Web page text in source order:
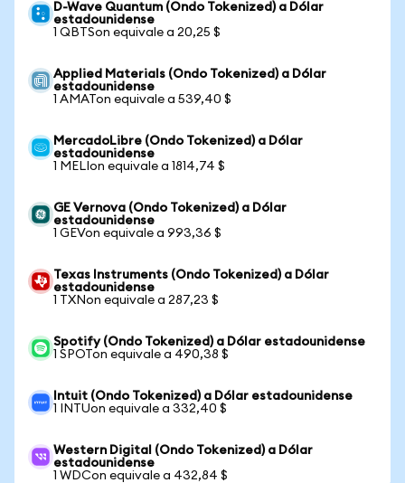
D-Wave Quantum (Ondo Tokenized) a Dólar
estadounidense
1 QBTSon equivale a 20,25 $
Applied Materials (Ondo Tokenized) a Dólar
estadounidense
1 AMATon equivale a 539,40 $
MercadoLibre (Ondo Tokenized) a Dólar
estadounidense
1 MELIon equivale a 1814,74 $
GE Vernova (Ondo Tokenized) a Dólar
estadounidense
1 GEVon equivale a 993,36 $
Texas Instruments (Ondo Tokenized) a Dólar
estadounidense
1 TXNon equivale a 287,23 $
Spotify (Ondo Tokenized) a Dólar estadounidense
1 SPOTon equivale a 490,38 $
Intuit (Ondo Tokenized) a Dólar estadounidense
1 INTUon equivale a 332,40 $
Western Digital (Ondo Tokenized) a Dólar
estadounidense
1 WDCon equivale a 432,84 $